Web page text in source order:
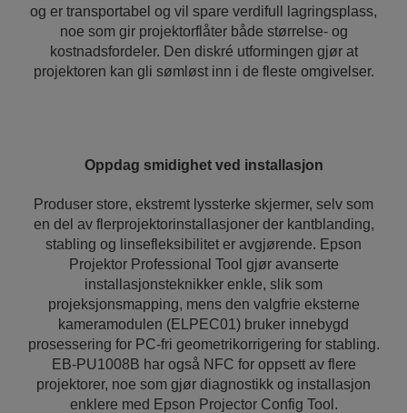
og er transportabel og vil spare verdifull lagringsplass,
noe som gir projektorflåter både størrelse- og
kostnadsfordeler. Den diskré utformingen gjør at
projektoren kan gli sømløst inn i de fleste omgivelser.
Oppdag smidighet ved installasjon
Produser store, ekstremt lyssterke skjermer, selv som
en del av flerprojektorinstallasjoner der kantblanding,
stabling og linsefleksibilitet er avgjørende. Epson
Projektor Professional Tool gjør avanserte
installasjonsteknikker enkle, slik som
projeksjonsmapping, mens den valgfrie eksterne
kameramodulen (ELPEC01) bruker innebygd
prosessering for PC-fri geometrikorrigering for stabling.
EB-PU1008B har også NFC for oppsett av flere
projektorer, noe som gjør diagnostikk og installasjon
enklere med Epson Projector Config Tool.